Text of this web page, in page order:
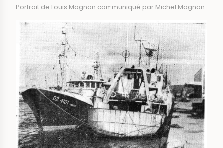
Portrait de Louis Magnan communiqué par Michel Magnan